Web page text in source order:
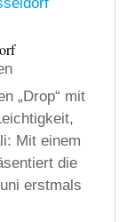
„Drop“ mit
Mit einem
die
erstmals